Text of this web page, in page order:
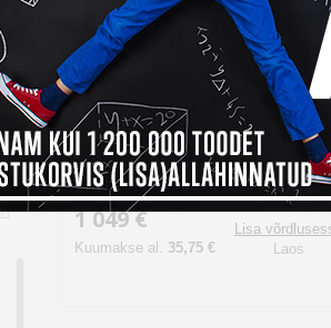
Kenko binokkel VC Smart
Cellarto WP
1 049 €
Kuumakse al. 35,75 €
Lisa
Laos